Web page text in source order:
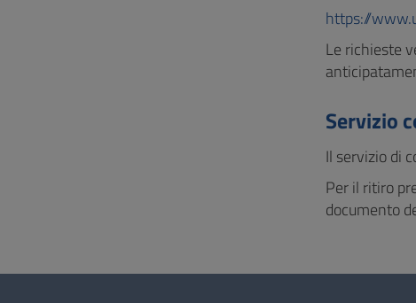
https://
Le richieste
Servizio
Il servizio di
Per il ritiro
documento
Questionario